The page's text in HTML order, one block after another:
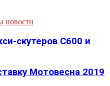
новости
скутеров C600 и
Мотовесна 2019